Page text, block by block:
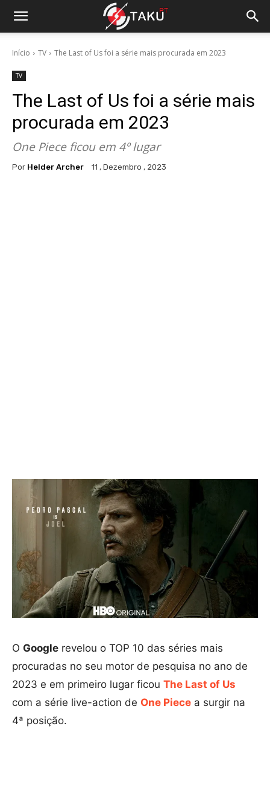
Início TV The Last of Us foi a série mais procurada em 2023
TV
The Last of Us foi a série mais
procurada em 2023
One Piece ficou em 4º lugar
Por Helder Archer 11 , Dezembro , 2023
O Google revelou o TOP 10 das séries mais
procuradas no seu motor de pesquisa no ano de
2023 e em primeiro lugar ficou The Last of Us
com a série live-action de One Piece a surgir na
4ª posição.